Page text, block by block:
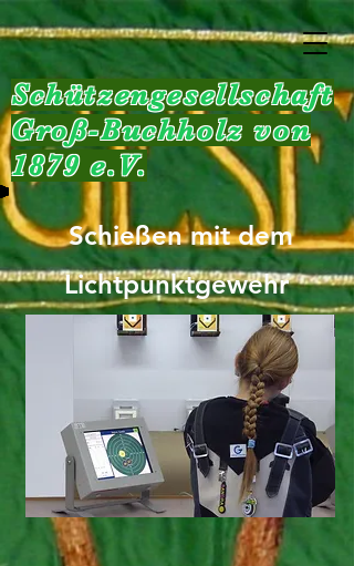
Schützengesellschaft
Groß-Buchholz von
1879 e.V.
Schießen mit dem
Lichtpunktgewehr